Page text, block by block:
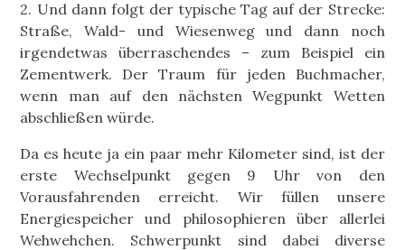
2. Und dann folgt der typische Tag auf der Strecke:
Straße, Wald- und Wiesenweg und dann noch
irgendetwas überraschendes – zum Beispiel ein
Zementwerk. Der Traum für jeden Buchmacher,
wenn man auf den nächsten Wegpunkt Wetten
abschließen würde.
Da es heute ja ein paar mehr Kilometer sind, ist der
erste Wechselpunkt gegen 9 Uhr von den
Vorausfahrenden erreicht. Wir füllen unsere
Energiespeicher und philosophieren über allerlei
Wehwehchen. Schwerpunkt sind dabei diverse